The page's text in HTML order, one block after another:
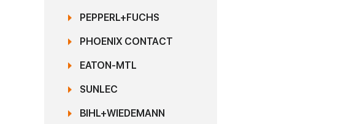
PEPPERL+FUCHS
PHOENIX CONTACT
EATON-MTL
SUNLEC
BIHL+WIEDEMANN